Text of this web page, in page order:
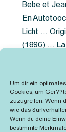
Um dir ein
Cookies, um
zuzugreifen. Wenn
wie das
Wenn du deine
bestimmte
Bebe et
En
Licht …
(1896) … La
Lady
Ruttmann